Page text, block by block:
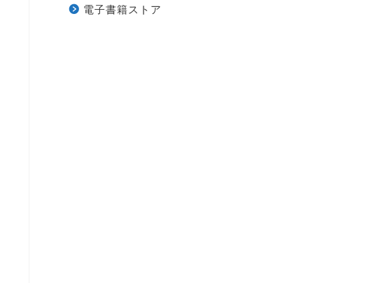
電子書籍ストア